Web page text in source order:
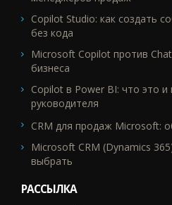
Copilot Studio: как создать
без кода
Microsoft Copilot против
бизнеса
Copilot в Power BI: что это и
руководителя
CRM для продаж Microsoft:
Microsoft CRM (Dynamics
выбрать
РАССЫЛКА